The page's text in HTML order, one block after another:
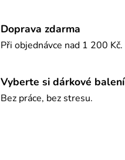
Doprava zdarma
Při objednávce nad 1 200 Kč.
Vyberte si dárkové balení
Bez práce, bez stresu.